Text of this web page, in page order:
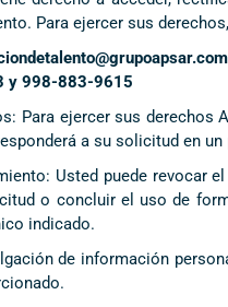
Para ejercer sus
y 998-883-9615
Para ejercer sus derechos
a su solicitud en
Usted puede revocar
o concluir el uso de
indicado.
de información